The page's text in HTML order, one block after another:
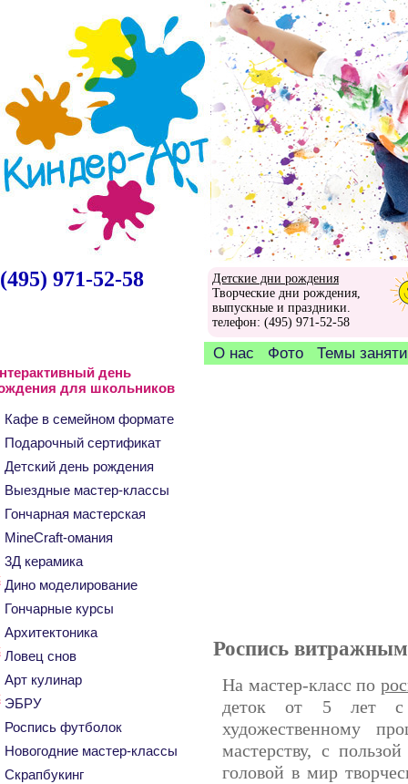
(495) 971-52-58
Детские дни рождения
Творческие дни рождения,
выпускные и праздники.
телефон: (495) 971-52-58
О нас Фото Темы
день
для школьников
Кафе в семейном формате
Подарочный сертификат
Детский день рождения
Выездные мастер-классы
Гончарная мастерская
MineCraft-омания
3Д керамика
Дино моделирование
Гончарные курсы
Архитектоника
Ловец снов
Арт кулинар
ЭБРУ
Роспись футболок
Новогодние мастер-классы
Скрапбукинг
Роспись
На мастер-класс по
деток от 5 лет с
художественному
мастерству, с
головой в мир